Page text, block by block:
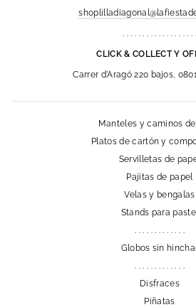
. . . . . . . . . . . . . . . . . . .
CLICK & COLLECT Y
Carrer d'Aragó 220 bajos,
Manteles y caminos
Platos de cartón y
Servilletas de
Pajitas de papel
Velas y bengalas
Stands para pastel
Globos sin
Disfraces
Piñatas